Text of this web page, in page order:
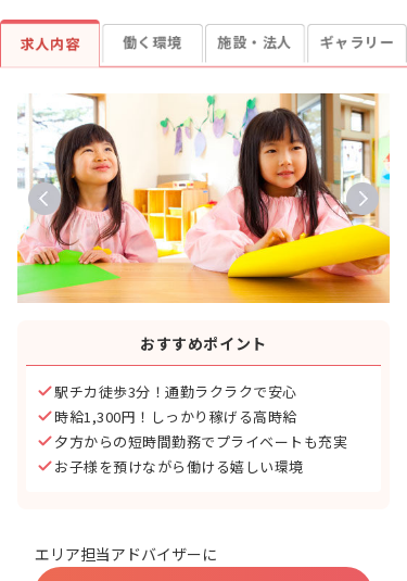
求人内容 働く環境 施設・法人 ギャラリー
おすすめポイント
駅チカ徒歩3分！通勤ラクラクで安心
時給1,300円！しっかり稼げる高時給
夕方からの短時間勤務でプライベートも充実
お子様を預けながら働ける嬉しい環境
エリア担当アドバイザーに